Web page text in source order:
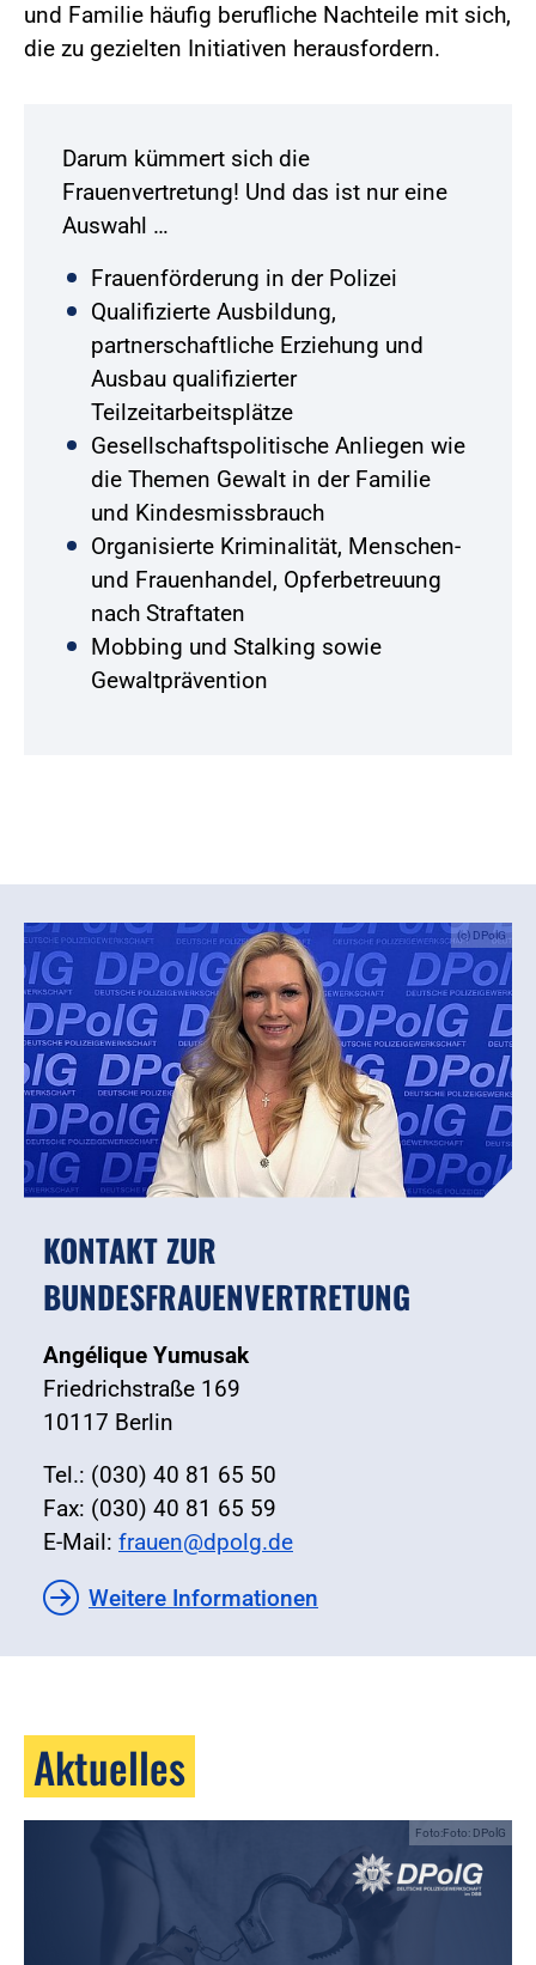
und Familie häufig berufliche Nachteile mit sich,
die zu gezielten Initiativen herausfordern.
Darum kümmert sich die
Frauenvertretung! Und das ist nur eine
Auswahl …
Frauenförderung in der Polizei
Qualifizierte Ausbildung,
partnerschaftliche Erziehung und
Ausbau qualifizierter
Teilzeitarbeitsplätze
Gesellschaftspolitische Anliegen wie
die Themen Gewalt in der Familie
und Kindesmissbrauch
Organisierte Kriminalität, Menschen-
und Frauenhandel, Opferbetreuung
nach Straftaten
Mobbing und Stalking sowie
Gewaltprävention
KONTAKT ZUR
BUNDESFRAUENVERTRETUNG
Angélique Yumusak
Friedrichstraße 169
10117 Berlin
Tel.: (030) 40 81 65 50
Fax: (030) 40 81 65 59
E-Mail: frauen@dpolg.de
Weitere Informationen
(c) DPolG
Aktuelles
Foto:Foto: DPolG